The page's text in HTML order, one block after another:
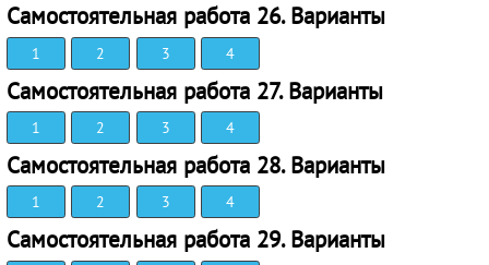
Самостоятельная работа 26. Варианты
1 2 3 4
Самостоятельная работа 27. Варианты
1 2 3 4
Самостоятельная работа 28. Варианты
1 2 3 4
Самостоятельная работа 29. Варианты